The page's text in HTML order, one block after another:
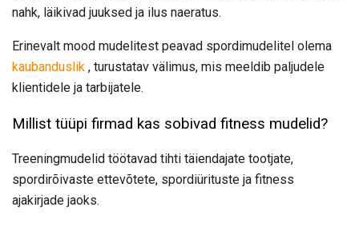
nahk, läikivad juuksed ja ilus naeratus.
Erinevalt mood mudelitest peavad spordimudelitel olema
kaubanduslik , turustatav välimus, mis meeldib paljudele
klientidele ja tarbijatele.
Millist tüüpi firmad kas sobivad fitness mudelid?
Treeningmudelid töötavad tihti täiendajate tootjate,
spordirõivaste ettevõtete, spordiürituste ja fitness
ajakirjade jaoks.